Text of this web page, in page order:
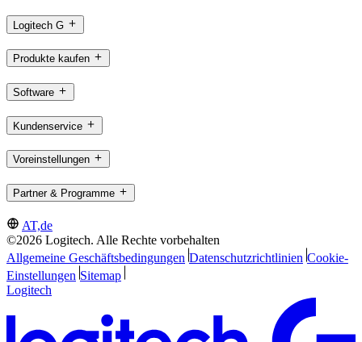
Logitech G
Produkte kaufen
Software
Kundenservice
Voreinstellungen
Partner & Programme
AT,de
©2026 Logitech. Alle Rechte vorbehalten
Allgemeine Geschäftsbedingungen Datenschutzrichtlinien Cookie-
Einstellungen Sitemap
Logitech